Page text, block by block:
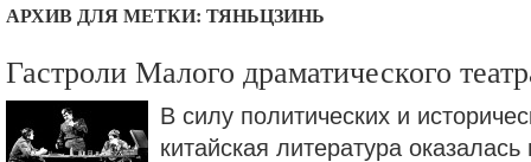
АРХИВ ДЛЯ МЕТКИ: ТЯНЬЦЗИНЬ
Гастроли Малого драматического
В силу политических и
китайская литература